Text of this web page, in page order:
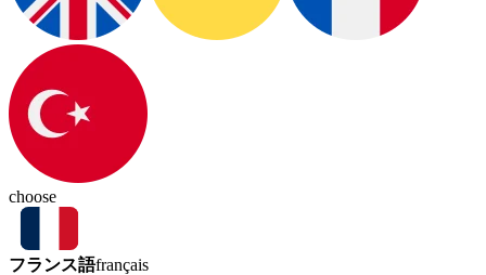
choose
フランス語français